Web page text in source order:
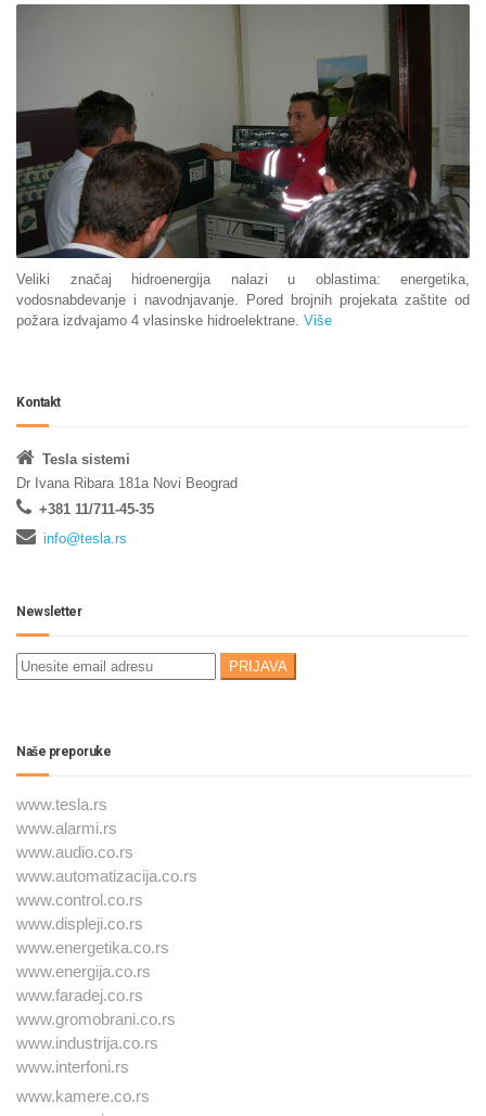
Veliki značaj hidroenergija nalazi u oblastima: energetika,
vodosnabdevanje i navodnjavanje. Pored brojnih projekata zaštite od
požara izdvajamo 4 vlasinske hidroelektrane. Više
Kontakt
Tesla sistemi
Dr Ivana Ribara 181a Novi Beograd
+381 11/711-45-35
info@tesla.rs
Newsletter
Naše preporuke
www.tesla.rs
www.alarmi.rs
www.audio.co.rs
www.automatizacija.co.rs
www.control.co.rs
www.displeji.co.rs
www.energetika.co.rs
www.energija.co.rs
www.faradej.co.rs
www.gromobrani.co.rs
www.industrija.co.rs
www.interfoni.rs
www.kamere.co.rs